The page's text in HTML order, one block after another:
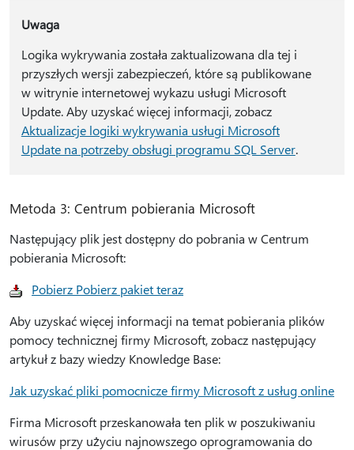
Uwaga
Logika wykrywania została zaktualizowana dla tej i
przyszłych wersji zabezpieczeń, które są publikowane
w witrynie internetowej wykazu usługi Microsoft
Update. Aby uzyskać więcej informacji, zobacz
Aktualizacje logiki wykrywania usługi Microsoft
Update na potrzeby obsługi programu SQL Server.
Metoda 3: Centrum pobierania Microsoft
Następujący plik jest dostępny do pobrania w Centrum
pobierania Microsoft:
Pobierz Pobierz pakiet teraz
Aby uzyskać więcej informacji na temat pobierania plików
pomocy technicznej firmy Microsoft, zobacz następujący
artykuł z bazy wiedzy Knowledge Base:
Jak uzyskać pliki pomocnicze firmy Microsoft z usług online
Firma Microsoft przeskanowała ten plik w poszukiwaniu
wirusów przy użyciu najnowszego oprogramowania do